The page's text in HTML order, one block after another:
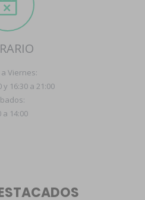
Viernes:
y 16:30 a 21:00
a 14:00